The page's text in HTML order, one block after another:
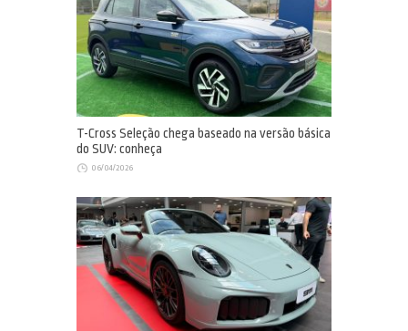
T-Cross Seleção chega baseado na versão básica
do SUV: conheça
06/04/2026